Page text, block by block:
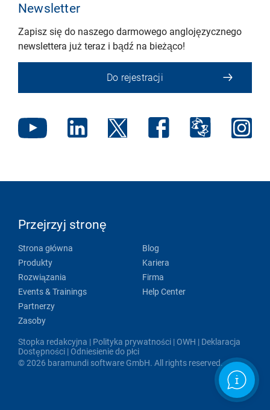
Newsletter
Zapisz się do naszego darmowego anglojęzycznego
newslettera już teraz i bądź na bieżąco!
Do rejestracji
Przejrzyj stronę
Strona główna
Produkty
Rozwiązania
Events & Trainings
Partnerzy
Zasoby
Blog
Kariera
Firma
Help Center
Stopka redakcyjna | Polityka prywatności | OWH | Deklaracja
Dostępności | Odniesienie do płci
© 2026 baramundi software GmbH. All rights reserved.